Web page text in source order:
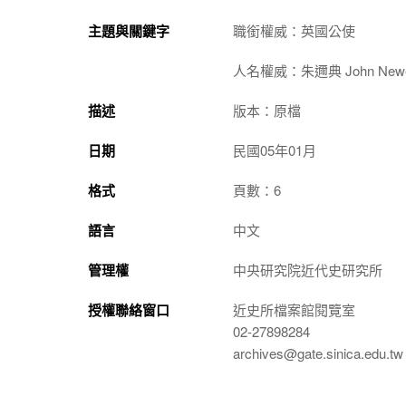
主題與關鍵字 職銜權威：英國公使
人名權威：朱邇典 John
描述 版本：原檔
日期 民國05年01月
格式 頁數：6
語言 中文
管理權 中央研究院近代史研究所
授權聯絡窗口
近史所檔案館閱覽室
02-27898284
archives@gate.sinica.edu.tw